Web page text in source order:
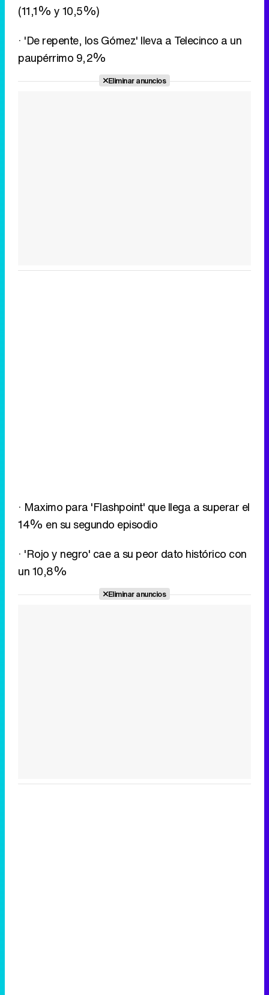
(11,1% y 10,5%)
· 'De repente, los Gómez' lleva a Telecinco a un
paupérrimo 9,2%
Eliminar anuncios
· Maximo para 'Flashpoint' que llega a superar el
14% en su segundo episodio
· 'Rojo y negro' cae a su peor dato histórico con
un 10,8%
Eliminar anuncios